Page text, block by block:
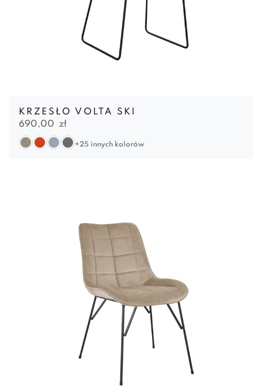
KRZESŁO VOLTA SKI
690,00 zł
+25 innych kolorów